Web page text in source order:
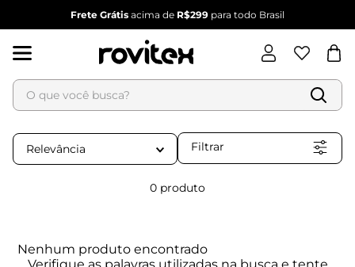
Frete Grátis acima de R$299 para todo Brasil
O que você busca?
Relevância Filtrar
0 produto
Nenhum produto encontrado
Termos mais buscados
1
2º
vestido
6º conjunto feminino